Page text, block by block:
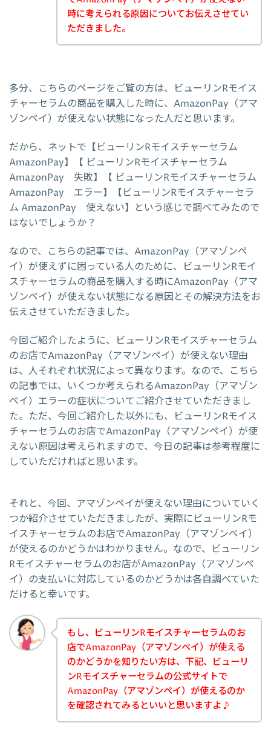
時に考えられる原因についてお伝えさせてい
ただきました。
多分、こちらのページをご覧の方は、ビューリンRモイス
チャーセラムの商品を購入した時に、AmazonPay（アマ
ゾンペイ）が使えない状態になった人だと思います。
だから、ネットで【ビューリンRモイスチャーセラム
AmazonPay】【 ビューリンRモイスチャーセラム
AmazonPay 失敗】【 ビューリンRモイスチャーセラム
AmazonPay エラー】【ビューリンRモイスチャーセラ
ム AmazonPay 使えない】という感じで調べてみたので
はないでしょうか？
なので、こちらの記事では、AmazonPay（アマゾンペ
イ）が使えずに困っている人のために、ビューリンRモイ
スチャーセラムの商品を購入する時にAmazonPay（アマ
ゾンペイ）が使えない状態になる原因とその解決方法をお
伝えさせていただきました。
今回ご紹介したように、ビューリンRモイスチャーセラム
のお店でAmazonPay（アマゾンペイ）が使えない理由
は、人それぞれ状況によって異なります。なので、こちら
の記事では、いくつか考えられるAmazonPay（アマゾン
ペイ）エラーの症状についてご紹介させていただきまし
た。ただ、今回ご紹介した以外にも、ビューリンRモイス
チャーセラムのお店でAmazonPay（アマゾンペイ）が使
えない原因は考えられますので、今日の記事は参考程度に
していただければと思います。
それと、今回、アマゾンペイが使えない理由についていく
つか紹介させていただきましたが、実際にビューリンRモ
イスチャーセラムのお店でAmazonPay（アマゾンペイ）
が使えるのかどうかはわかりません。なので、ビューリン
Rモイスチャーセラムのお店がAmazonPay（アマゾンペ
イ）の支払いに対応しているのかどうかは各自調べていた
だけると幸いです。
もし、ビューリンRモイスチャーセラムのお
店でAmazonPay（アマゾンペイ）が使える
のかどうかを知りたい方は、下記、ビューリ
ンRモイスチャーセラムの公式サイトで
AmazonPay（アマゾンペイ）が使えるのか
を確認されてみるといいと思いますよ♪